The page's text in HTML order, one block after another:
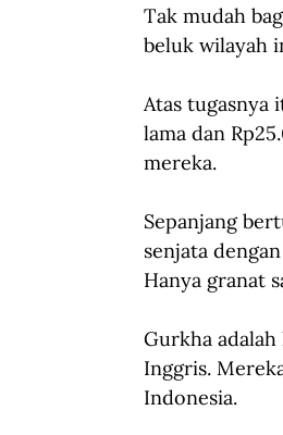
Tak mudah
beluk wilayah
Atas tugasnya
lama dan
mereka.
Sepanjang
senjata
Hanya granat
Gurkha
Inggris.
Indonesia.